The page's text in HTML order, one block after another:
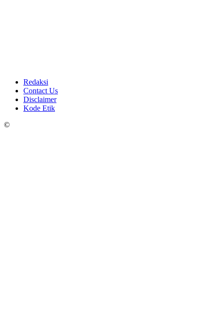
Redaksi
Contact Us
Disclaimer
Kode Etik
©